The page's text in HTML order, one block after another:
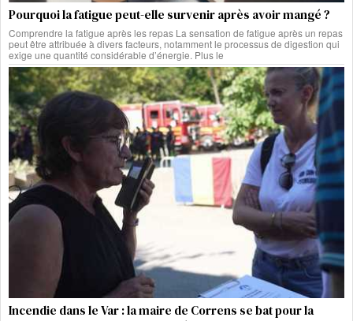
Pourquoi la fatigue peut-elle survenir après avoir mangé ?
Comprendre la fatigue après les repas La sensation de fatigue après un repas
peut être attribuée à divers facteurs, notamment le processus de digestion qui
exige une quantité considérable d’énergie. Plus le
Incendie dans le Var : la maire de Correns se bat pour la